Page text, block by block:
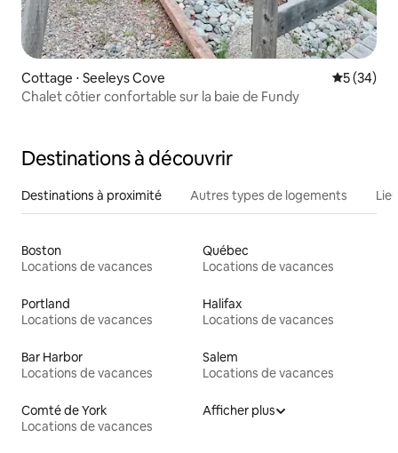
Cottage ⋅ Seeleys Cove
5 (34)
Chalet côtier confortable sur la baie de Fundy
Destinations à découvrir
Destinations à proximité Autres types de logements
Boston
Locations de vacances
Québec
Locations de vacances
Portland
Locations de vacances
Halifax
Locations de vacances
Bar Harbor
Locations de vacances
Salem
Locations de vacances
Comté de York
Locations de vacances
Afficher plus